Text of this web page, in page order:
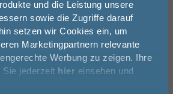
und die Leistung unsere
sowie die Zugriffe darauf
setzen wir Cookies ein, um
Marketingpartnern relevante
Werbung zu zeigen. Ihre
Sie jederzeit hier einsehen und
kauften auch 8
-51%
Square Bidet mit Überlauf,
sich hier zu unserem
an und sparen Sie
Ihre Bestellung!